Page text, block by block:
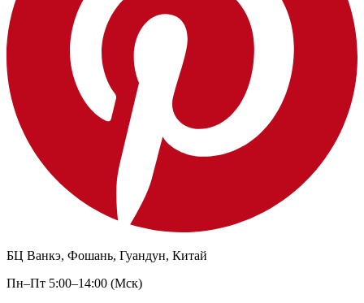
БЦ Ванкэ, Фошань, Гуандун, Китай
Пн–Пт 5:00–14:00 (Мск)